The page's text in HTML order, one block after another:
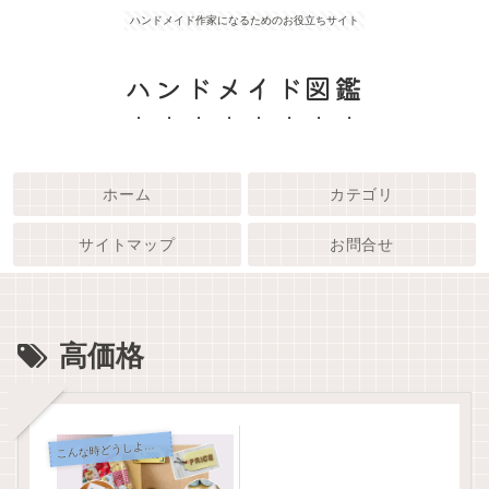
ハンドメイド作家になるためのお役立ちサイト
ハンドメイド図鑑
ホーム カテゴリ
サイトマップ お問合せ
高価格
こ
んな時どうしよう？